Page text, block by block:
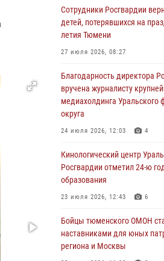
напоминают о мерах
06 августа 2026, 12:33 2
области» в рамках акции
06 августа 2026, 04:41 3
Росгвардейцы в Тюменской
Яковлева
05 августа 2026, 11:03 4
В Тюмени офицер
владения оружием
05 августа 2026, 09:56 2
Военнослужащие
Сотрудники Росгвардии
детей, потерявшихся на
летия Тюмени
27 июля 2026, 08:27
Благодарность директора
вручена журналисту
медиахолдинга Уральского
округа
24 июля 2026, 12:03 4
Кинологический центр
Росгвардии отметил 24-ю
образования
23 июля 2026, 12:43 6
Бойцы тюменского ОМОН
наставниками для юных
региона и Москвы